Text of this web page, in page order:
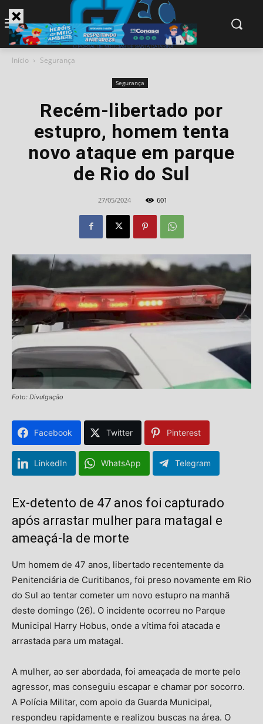
Início Segurança
Segurança
Recém-libertado por
estupro, homem tenta
novo ataque em parque
de Rio do Sul
27/05/2024 601
Foto: Divulgação
Facebook Twitter Pinterest
LinkedIn WhatsApp Telegram
Ex-detento de 47 anos foi capturado
após arrastar mulher para matagal e
ameaçá-la de morte
Um homem de 47 anos, libertado recentemente da
Penitenciária de Curitibanos, foi preso novamente em Rio
do Sul ao tentar cometer um novo estupro na manhã
deste domingo (26). O incidente ocorreu no Parque
Municipal Harry Hobus, onde a vítima foi atacada e
arrastada para um matagal.
A mulher, ao ser abordada, foi ameaçada de morte pelo
agressor, mas conseguiu escapar e chamar por socorro.
A Polícia Militar, com apoio da Guarda Municipal,
respondeu rapidamente e realizou buscas na área. O
modal-check